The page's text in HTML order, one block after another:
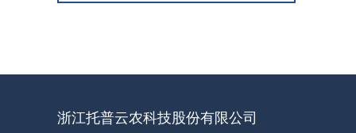
浙江托普云农科技股份有限公司